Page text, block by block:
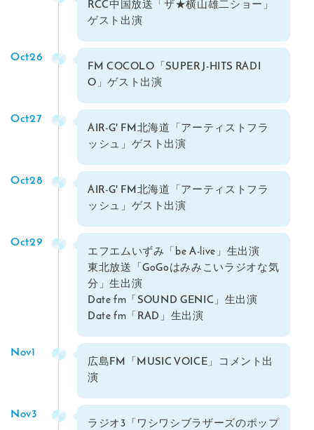
RCC中国放送「ザ★横山雄二ショー」
ゲスト出演
FM COCOLO「SUPER J-HITS RADI
O」ゲスト出演
Oct26
AIR-G' FM北海道「アーティストフラ
ッシュ」ゲスト出演
Oct27
AIR-G' FM北海道「アーティストフラ
ッシュ」ゲスト出演
Oct28
エフエムいずみ「be A-live」生出演
東北放送「GoGoはみみこいラジオな気
分」生出演
Date fm「SOUND GENIC」生出演
Date fm「RAD」生出演
Oct29
広島FM「MUSIC VOICE」コメント出
演
Nov1
ラジオ3「ワシワシブラザーズのポップ
Nov3